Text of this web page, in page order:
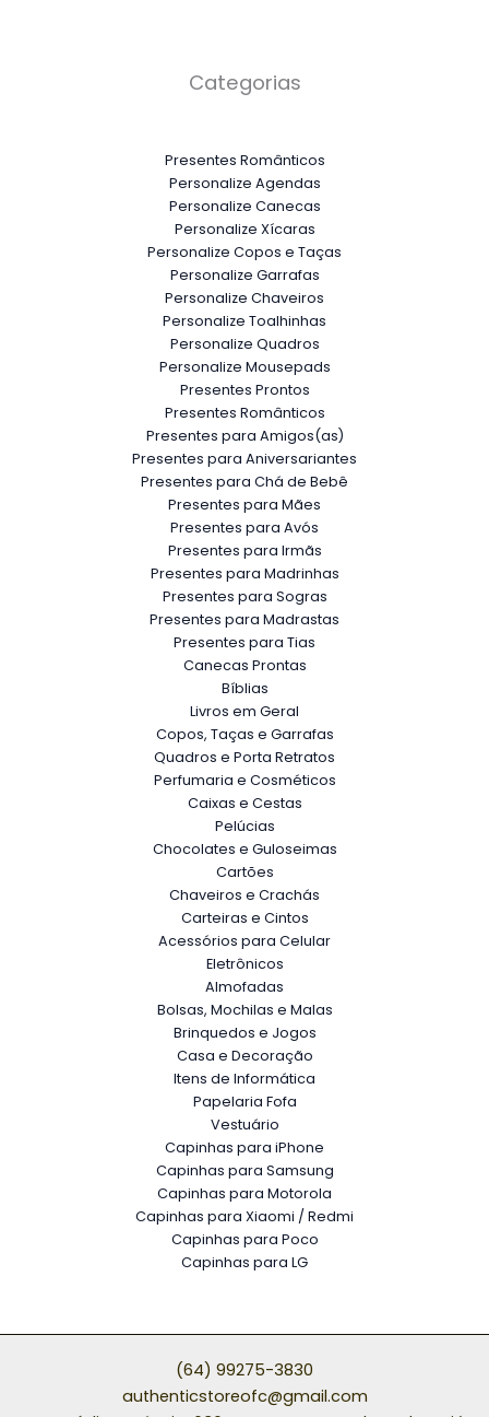
Categorias
Presentes Românticos
Personalize Agendas
Personalize Canecas
Personalize Xícaras
Personalize Copos e Taças
Personalize Garrafas
Personalize Chaveiros
Personalize Toalhinhas
Personalize Quadros
Personalize Mousepads
Presentes Prontos
Presentes Românticos
Presentes para Amigos(as)
Presentes para Aniversariantes
Presentes para Chá de Bebê
Presentes para Mães
Presentes para Avós
Presentes para Irmãs
Presentes para Madrinhas
Presentes para Sogras
Presentes para Madrastas
Presentes para Tias
Canecas Prontas
Bíblias
Livros em Geral
Copos, Taças e Garrafas
Quadros e Porta Retratos
Perfumaria e Cosméticos
Caixas e Cestas
Pelúcias
Chocolates e Guloseimas
Cartões
Chaveiros e Crachás
Carteiras e Cintos
Acessórios para Celular
Eletrônicos
Almofadas
Bolsas, Mochilas e Malas
Brinquedos e Jogos
Casa e Decoração
Itens de Informática
Papelaria Fofa
Vestuário
Capinhas para iPhone
Capinhas para Samsung
Capinhas para Motorola
Capinhas para Xiaomi / Redmi
Capinhas para Poco
Capinhas para LG
(64) 99275-3830
authenticstoreofc@gmail.com